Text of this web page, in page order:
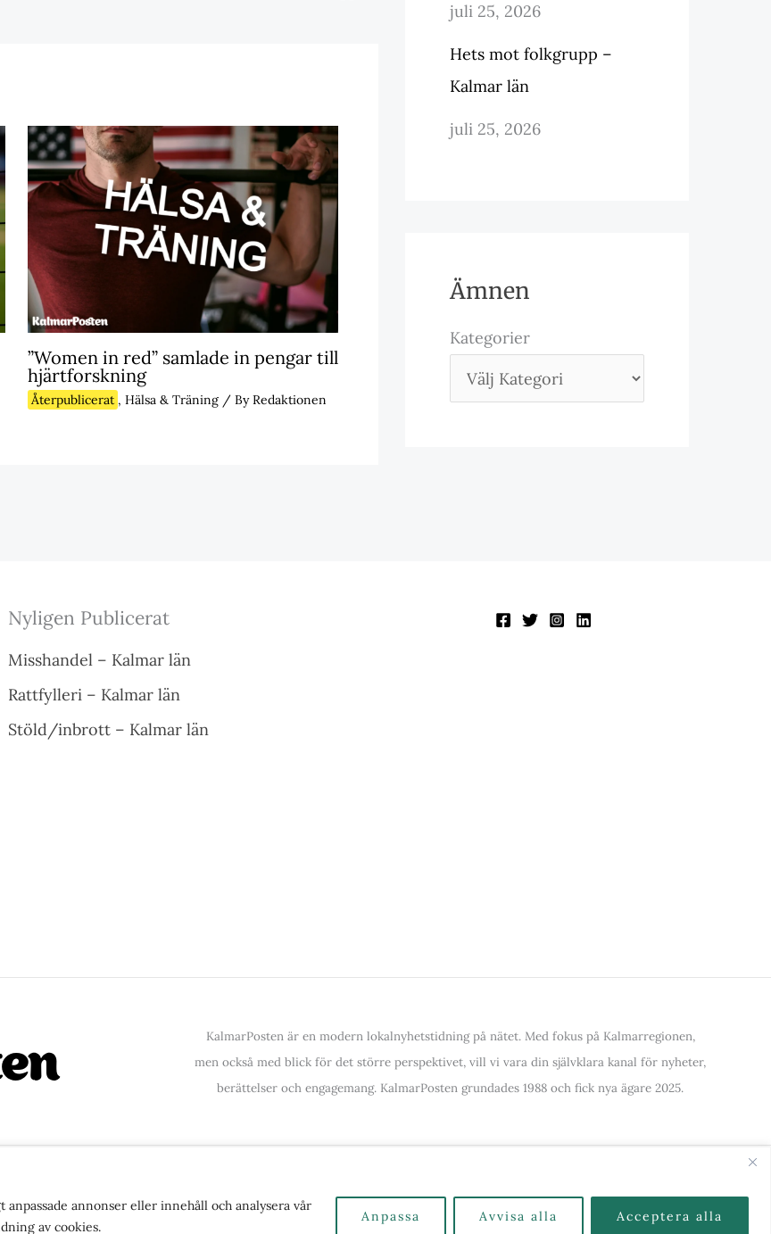
annonser eller innehåll och analysera vår
av cookies.
Anpassa Avvisa alla Acceptera alla
”Women in red” samlade in pengar till
hjärtforskning
Återpublicerat , Hälsa & Träning/ ByRedaktionen
juli 25, 2026
Hets mot folkgrupp –
Kalmar län
juli 25, 2026
Ämnen
Kategorier
Nyligen Publicerat
Misshandel – Kalmar län
Rattfylleri – Kalmar län
Stöld/inbrott – Kalmar län
KalmarPosten är en modern lokalnyhetstidning på nätet. Med fokus på Kalmarregionen,
men också med blick för det större perspektivet, vill vi vara din självklara kanal för nyheter,
berättelser och engagemang. KalmarPosten grundades 1988 och fick nya ägare 2025.
oss| Copyright © 2026 | Kalmarposten.se |Se alla Kategorier & Ämnen här